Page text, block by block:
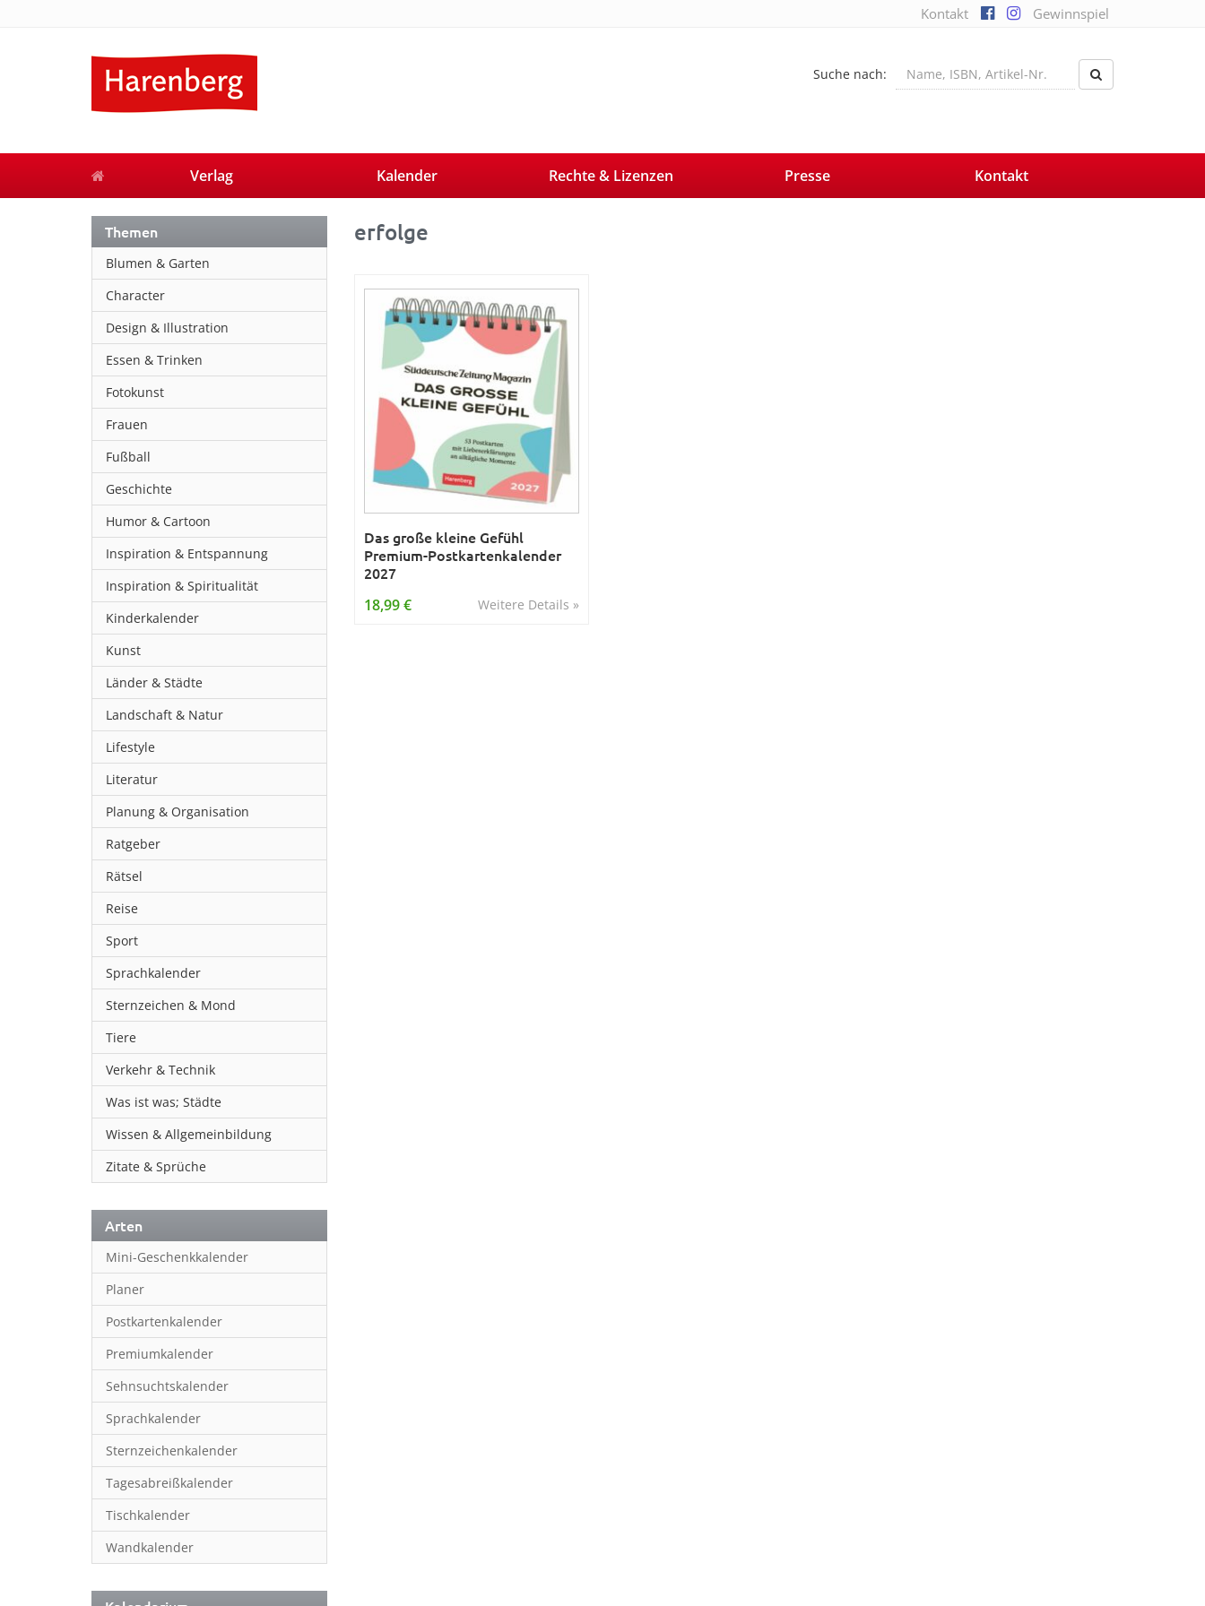
Kontakt Gewinnspiel
Suche nach:
Verlag Kalender Rechte & Lizenzen Presse Kontakt
Themen
Blumen & Garten
Character
Design & Illustration
Essen & Trinken
Fotokunst
Frauen
Fußball
Geschichte
Humor & Cartoon
Inspiration & Entspannung
Inspiration & Spiritualität
Kinderkalender
Kunst
Länder & Städte
Landschaft & Natur
Lifestyle
Literatur
Planung & Organisation
Ratgeber
Rätsel
Reise
Sport
Sprachkalender
Sternzeichen & Mond
Tiere
Verkehr & Technik
Was ist was; Städte
Wissen & Allgemeinbildung
Zitate & Sprüche
Arten
Mini-Geschenkkalender
Planer
Postkartenkalender
Premiumkalender
Sehnsuchtskalender
Sprachkalender
Sternzeichenkalender
Tagesabreißkalender
Tischkalender
Wandkalender
erfolge
Das große kleine Gefühl
Premium-Postkartenkalender
2027
Weitere Details »
18,99 €